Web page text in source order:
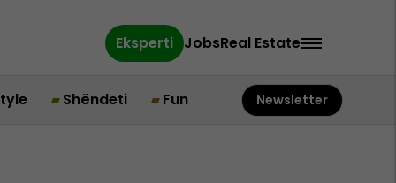
Eksperti JobsReal Estate
Shëndeti Fun Newsletter